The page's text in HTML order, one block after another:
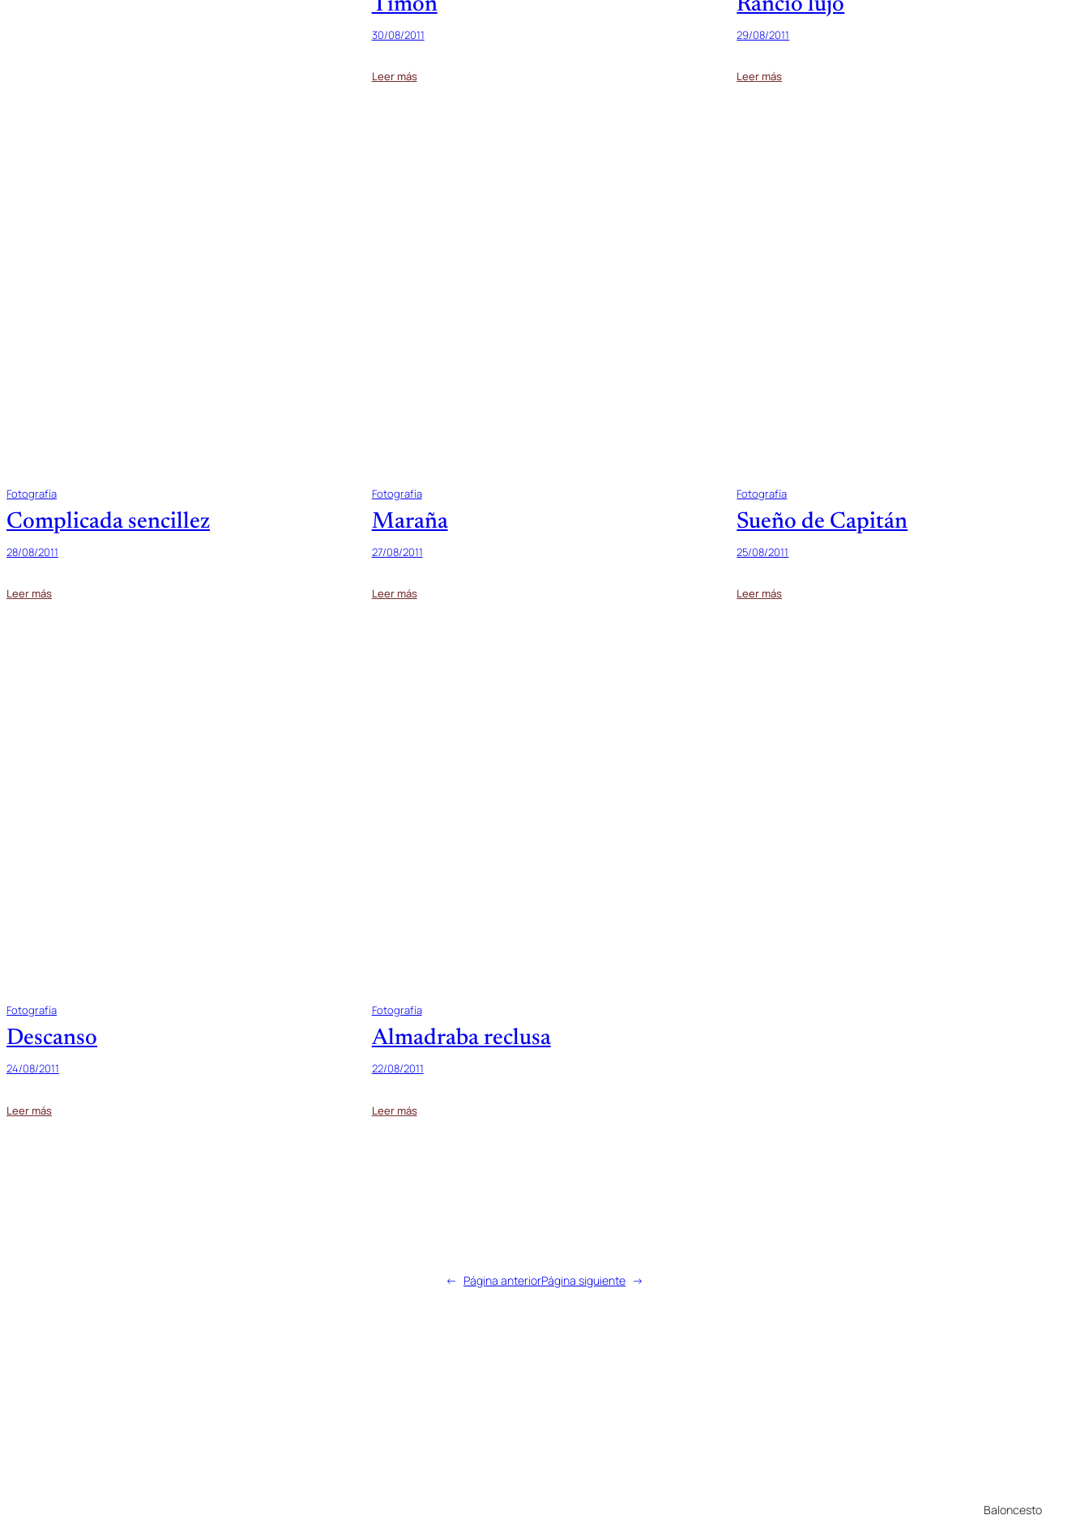
Timón
30/08/2011
Leer más
Rancio lujo
29/08/2011
Leer más
Fotografía
Complicada sencillez
28/08/2011
Leer más
Fotografía
Maraña
27/08/2011
Leer más
Fotografía
Sueño de Capitán
25/08/2011
Leer más
Fotografía
Descanso
24/08/2011
Leer más
Fotografía
Almadraba reclusa
22/08/2011
Leer más
← Página anteriorPágina siguiente →
Baloncesto